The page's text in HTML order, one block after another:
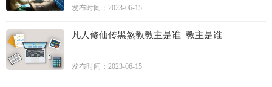
发布时间：2023-06-15
凡人修仙传黑煞教教主是谁_教主是谁
发布时间：2023-06-15